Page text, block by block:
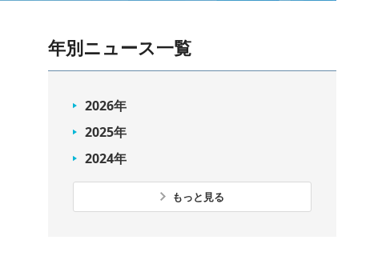
年別ニュース一覧
2026年
2025年
2024年
もっと見る